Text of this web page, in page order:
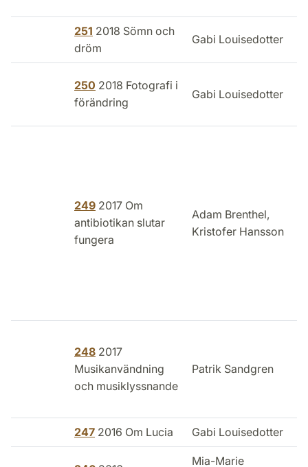
251 2018 Sömn och
dröm
Gabi Louisedotter
250 2018 Fotografi i
förändring
Gabi Louisedotter
249 2017 Om
antibiotikan slutar
fungera
Adam Brenthel,
Kristofer Hansson
248 2017
Musikanvändning
och musiklyssnande
Patrik Sandgren
247 2016 Om Lucia Gabi Louisedotter
Mia-Marie